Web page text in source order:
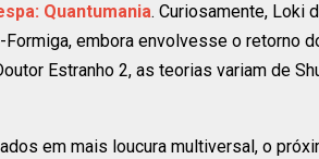
Quantumania. Curiosamente, Loki
embora envolvesse o retorno
Estranho 2, as teorias variam de
​​em mais loucura multiversal, o